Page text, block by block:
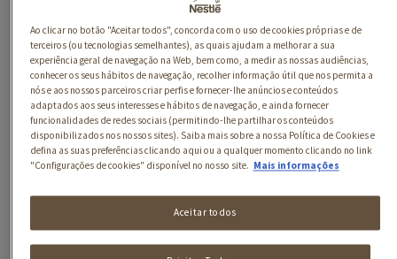
comercialização de massa de trigo duro, algo realmente
inovador naqueles dias.
Mais tarde, em 1856 Giovanni, o primogénito do casal,
abriu outra fábrica de massas em Città di Castello.
1871
Em 1871, Giovanni inicia a produção de massas sem
glúten. Desta forma, BUITONI tornou-se uma das marcas
mais sólidas e inovadoras da Itália, o que lhe mereceu
diversos e importantes prémios em feiras internacionais
de Chicago e Paris e, em 1901, foi premiado com a Cruz
Ao clicar no botão "Aceitar todos", concorda com o uso de cookies próprias e de
terceiros (ou tecnologias semelhantes), as quais ajudam a melhorar a sua
experiência geral de navegação na Web, bem como, a medir as nossas audiências,
conhecer os seus hábitos de navegação, recolher informação útil que nos permita a
nós e aos nossos parceiros criar perfis e fornecer-lhe anúncios e conteúdos
adaptados aos seus interesses e hábitos de navegação, e ainda fornecer
funcionalidades de redes sociais (permitindo-lhe partilhar os conteúdos
disponibilizados nos nossos sites). Saiba mais sobre a nossa Política de Cookies e
defina as suas preferências clicando aqui ou a qualquer momento clicando no link
"Configurações de cookies" disponível no nosso site. Mais informações
Aceitar todos